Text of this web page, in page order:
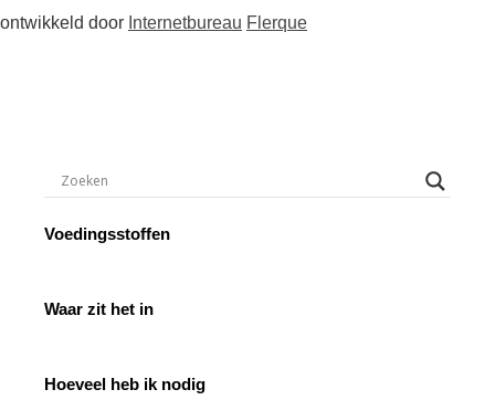
ontwikkeld door Internetbureau Flerque
Voedingsstoffen
Waar zit het in
Hoeveel heb ik nodig